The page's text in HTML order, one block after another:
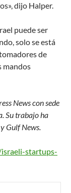
dijo Halper.
puede ser
solo se está
de
mandos
News con sede
Su trabajo ha
Gulf News.
startups-